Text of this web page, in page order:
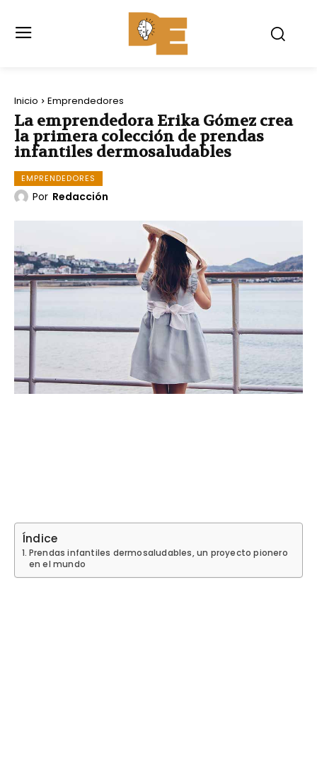
Inicio Emprendedores
La emprendedora Erika Gómez crea
la primera colección de prendas
infantiles dermosaludables
EMPRENDEDORES
Por Redacción
Índice
Prendas infantiles dermosaludables, un proyecto pionero
en el mundo